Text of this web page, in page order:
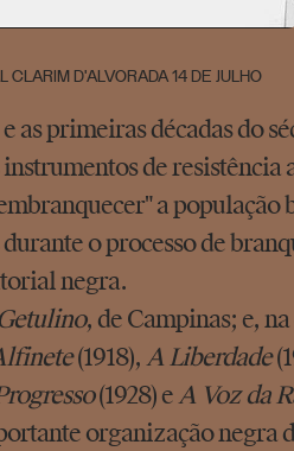
CLARIM D'ALVORADA 14 DE JULHO
primeiras décadas do
de resistência
a população
o processo de
negra.
, de Campinas; e,
(1918),A Liberdade
(1928) eA Voz da
organização negra